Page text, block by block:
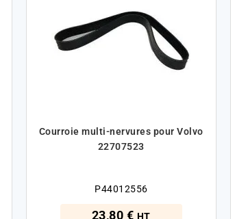
Courroie multi-nervures pour Volvo
22707523
P44012556
23,80 € HT